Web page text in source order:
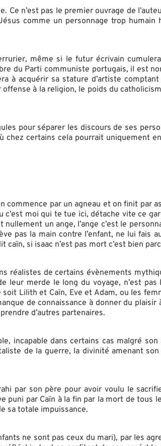
n’est pas le premier ouvrage de
comme un personnage trop
même si le futur écrivain
du Parti communiste portugais, il est
à acquérir sa stature d’artiste
à la religion, le poids du
pour séparer les discours de ses
certains cela pourrait uniquement
par un agneau et on finit par
c’est moi qui te tue ici, détache vite ce
un ange, l’ange c’est le
pas la main contre l’enfant, ne lui fais
si isaac n’est pas mort c’est bien
réalistes de certains évènements
merde le long du voyage, n’est
Lilith et Caïn, Eve et Adam, ou les
de connaissance à donner du
d’autres partenaires.
incapable dans certains cas malgré
de la guerre, la divinité amenant
par son père pour avoir voulu le
par Caïn à la fin par la mort de tous
sa totale impuissance.
ne sont pas ceux du mari), par les